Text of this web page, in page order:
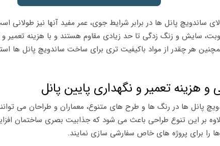
ساندویچ پانل ها در برابر شرایط جوی، عمر مفید آنها نیز طولانی
سایش و زنگ زدگی تا حد زیادی مقاوم هستند و با هزینه
هر چقدر از مواد باکیفیت تری برای ساخت ساندویچ پانل ها
هزینه تعمیر و نگهداری پایین پانل
پانل ها در رنگ ها و طرح های متنوع، معماران و طراحان می
بر این تنوع طراحی باعث می ‌شود که جذابیت بصری ساختمان
ها را برای پروژه های خاص سفارشی سازی نمایند.